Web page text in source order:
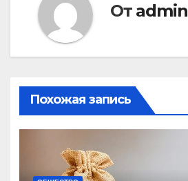
От admin
Похожая запись